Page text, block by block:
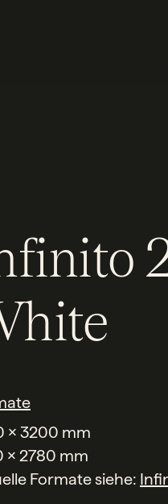
x 3200 mm
x 2780 mm
Formate siehe: